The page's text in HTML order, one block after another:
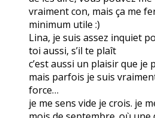
vraiment con, mais ça me
minimum utile :)
Lina, je suis assez inquiet
toi aussi, s’il te plaît
c’est aussi un plaisir que je
mais parfois je suis
force…
je me sens vide je crois. je